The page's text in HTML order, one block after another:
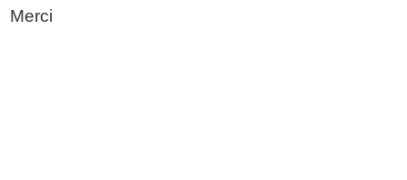
Merci